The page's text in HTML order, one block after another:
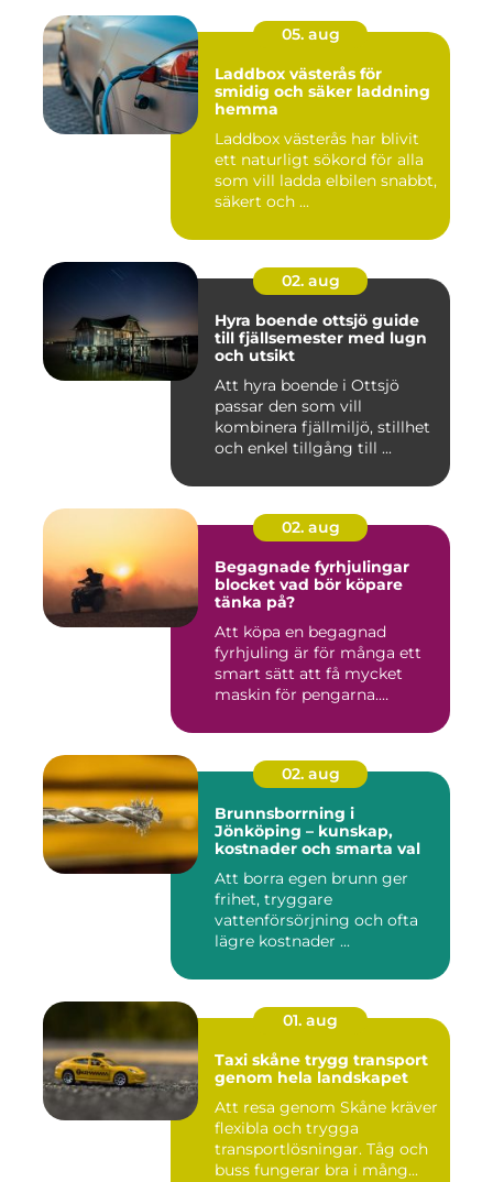
05. aug
Laddbox västerås för
smidig och säker laddning
hemma
Laddbox västerås har blivit
ett naturligt sökord för alla
som vill ladda elbilen snabbt,
säkert och ...
02. aug
Hyra boende ottsjö guide
till fjällsemester med lugn
och utsikt
Att hyra boende i Ottsjö
passar den som vill
kombinera fjällmiljö, stillhet
och enkel tillgång till ...
02. aug
Begagnade fyrhjulingar
blocket vad bör köpare
tänka på?
Att köpa en begagnad
fyrhjuling är för många ett
smart sätt att få mycket
maskin för pengarna.
02. aug
Brunnsborrning i
Jönköping – kunskap,
kostnader och smarta val
Att borra egen brunn ger
frihet, tryggare
vattenförsörjning och ofta
lägre kostnader ...
01. aug
Taxi skåne trygg transport
genom hela landskapet
Att resa genom Skåne kräver
flexibla och trygga
transportlösningar. Tåg och
buss fungerar bra i mång...